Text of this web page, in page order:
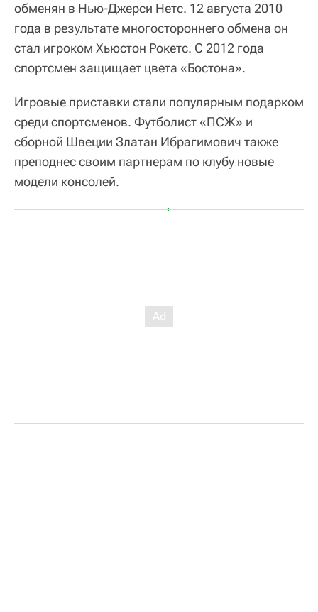
обменян в Нью-Джерси Нетс. 12 августа 2010
года в результате многостороннего обмена он
стал игроком Хьюстон Рокетс. С 2012 года
спортсмен защищает цвета «Бостона».
Игровые приставки стали популярным подарком
среди спортсменов. Футболист «ПСЖ» и
сборной Швеции Златан Ибрагимович также
преподнес своим партнерам по клубу новые
модели консолей.